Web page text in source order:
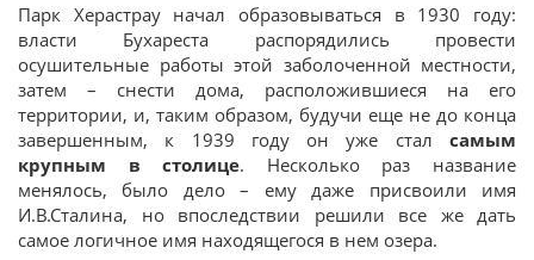
Парк Херастрау начал образовываться в 1930 году:
власти Бухареста распорядились провести
осушительные работы этой заболоченной местности,
затем – снести дома, расположившиеся на его
территории, и, таким образом, будучи еще не до конца
завершенным, к 1939 году он уже стал самым
крупным в столице. Несколько раз название
менялось, было дело – ему даже присвоили имя
И.В.Сталина, но впоследствии решили все же дать
самое логичное имя находящегося в нем озера.